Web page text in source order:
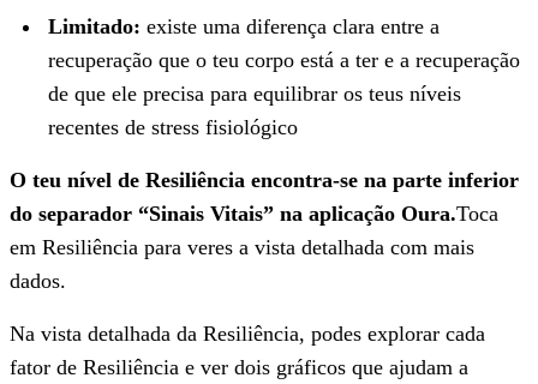
Limitado: existe uma diferença clara entre a
recuperação que o teu corpo está a ter e a recuperação
de que ele precisa para equilibrar os teus níveis
recentes de stress fisiológico
O teu nível de Resiliência encontra-se na parte inferior
do separador “Sinais Vitais” na aplicação Oura.Toca
em Resiliência para veres a vista detalhada com mais
dados.
Na vista detalhada da Resiliência, podes explorar cada
fator de Resiliência e ver dois gráficos que ajudam a